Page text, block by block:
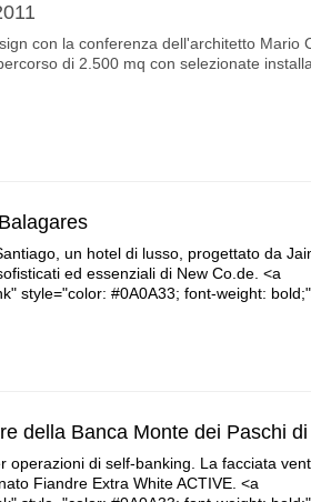
con la conferenza dell'architetto Mario
di 2.500 mq con selezionate
un hotel di lusso, progettato da
ed essenziali di New Co.de. <a
style="color: #0A0A33; font-weight:
della Banca Monte dei Paschi
operazioni di self-banking. La facciata
Fiandre Extra White ACTIVE. <a